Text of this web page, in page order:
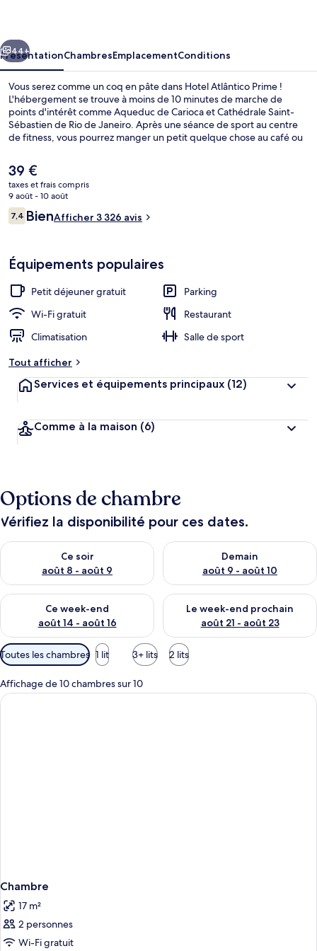
Suivant
44+
PrésentationChambresEmplacementConditions
Vous serez comme un coq en pâte dans Hotel Atlântico Prime !
L'hébergement se trouve à moins de 10 minutes de marche de
points d'intérêt comme Aqueduc de Carioca et Cathédrale Saint-
Sébastien de Rio de Janeiro. Après une séance de sport au centre
de fitness, vous pourrez manger un petit quelque chose au café ou
minutes en voiture, vous trouverez aussi des sites comme Consulat
général des États-Unis à Rio de Janeiro et Théâtre municipal. Les
transports publics se situent à une courte distance à pied : Arrêt de
tram Francisco Muratori est à 5 min et Station de tram Portinha, à 10
min.
Le
prix
actuel
est
de
39 €
taxes et frais compris
9 août - 10 août
Avis
voyageurs
7,47,4 sur 10
BienAfficher 3 326 avis
Équipements populaires
Petit déjeuner gratuit
Parking
Wi-Fi gratuit
Restaurant
Climatisation
Salle de sport
Tout afficher
Services et équipements principaux (12)
Comme à la maison (6)
Options de chambre
Vérifiez la disponibilité pour ces dates.
Ce soir
août 8 - août 9
Vérifier la disponibilité pour ce soir août 8 - août 9
Demain
août 9 - août 10
Vérifier la disponibilité pour
Ce week-end
août 14 - août 16
Vérifier la disponibilité pour ce week-end août 14 - août 16
Le week-end prochain
août 21 - août 23
Vérifier la disponibilité pour
Filtres
disponibles
pour
les
Toutes les chambres 1 lit 3+ lits 2 lits
Affichage de 10 chambres sur 10
Chambre
17 m²
2 personnes
Wi-Fi gratuit